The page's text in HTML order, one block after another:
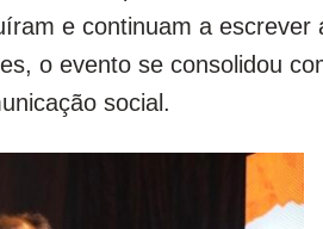
e continuam a escrever
o evento se consolidou
social.